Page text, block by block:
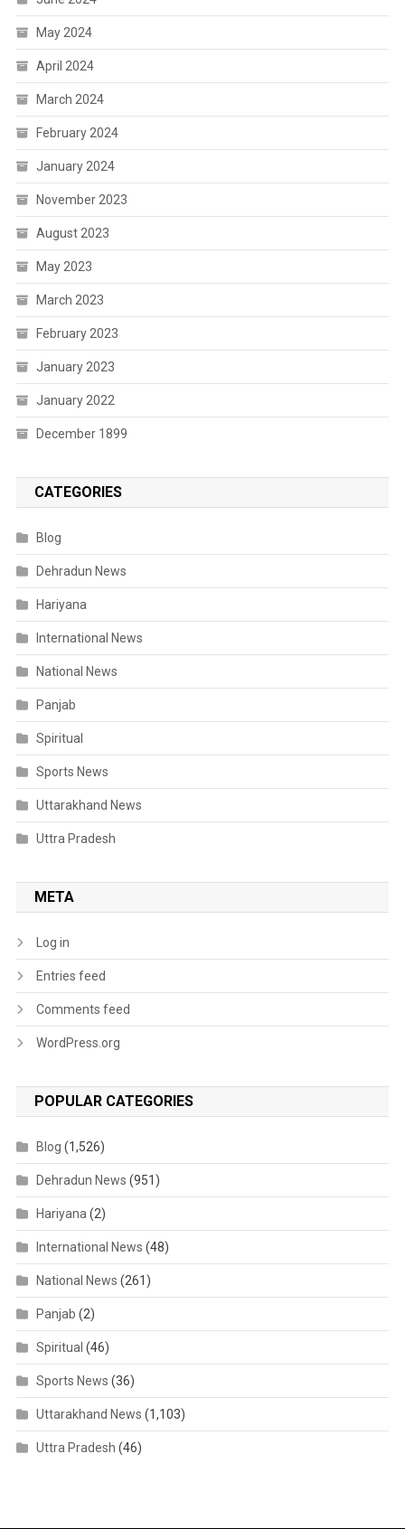
May 2024
April 2024
March 2024
February 2024
January 2024
November 2023
August 2023
May 2023
March 2023
February 2023
January 2023
January 2022
December 1899
CATEGORIES
Blog
Dehradun News
Hariyana
International News
National News
Panjab
Spiritual
Sports News
Uttarakhand News
Uttra Pradesh
META
Log in
Entries feed
Comments feed
WordPress.org
POPULAR CATEGORIES
Blog (1,526)
Dehradun News (951)
Hariyana (2)
International News (48)
National News (261)
Panjab (2)
Spiritual (46)
Sports News (36)
Uttarakhand News (1,103)
Uttra Pradesh (46)